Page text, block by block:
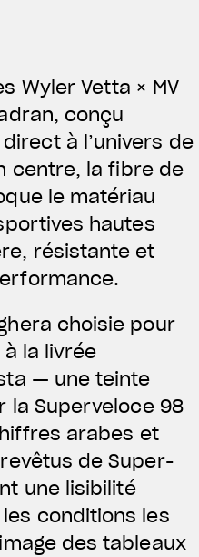
Wyler Vetta × MV
conçu
à l’univers de
centre, la fibre de
le matériau
hautes
résistante et
choisie pour
la livrée
— une teinte
la Superveloce 98
arabes et
de Super-
une lisibilité
conditions les
des tableaux